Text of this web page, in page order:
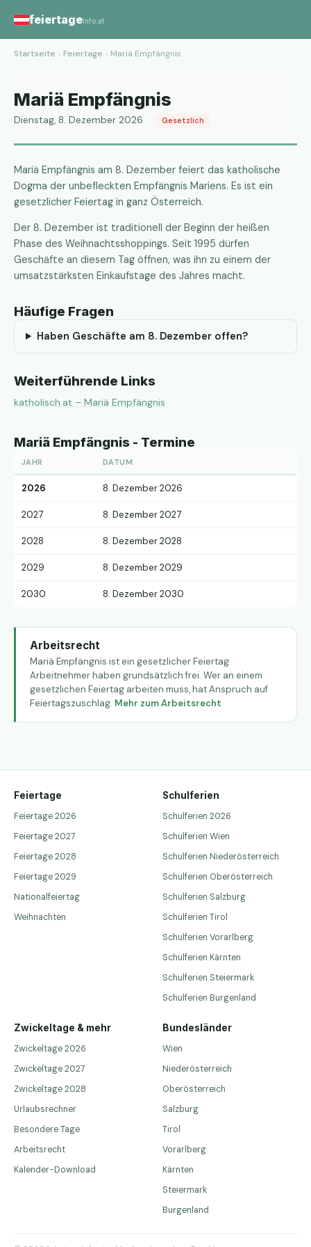
feiertageinfo.at
Startseite › Feiertage › Mariä Empfängnis
Mariä Empfängnis
Dienstag, 8. Dezember 2026 · Gesetzlich
Mariä Empfängnis am 8. Dezember feiert das katholische
Dogma der unbefleckten Empfängnis Mariens. Es ist ein
gesetzlicher Feiertag in ganz Österreich.
Der 8. Dezember ist traditionell der Beginn der heißen
Phase des Weihnachtsshoppings. Seit 1995 dürfen
Geschäfte an diesem Tag öffnen, was ihn zu einem der
umsatzstärksten Einkaufstage des Jahres macht.
Häufige Fragen
Haben Geschäfte am 8. Dezember offen?
Weiterführende Links
katholisch.at – Mariä Empfängnis
Mariä Empfängnis - Termine
JAHR DATUM
2026 8. Dezember 2026
2027 8. Dezember 2027
2028 8. Dezember 2028
2029 8. Dezember 2029
2030 8. Dezember 2030
Arbeitsrecht
Mariä Empfängnis ist ein gesetzlicher Feiertag.
Arbeitnehmer haben grundsätzlich frei. Wer an einem
gesetzlichen Feiertag arbeiten muss, hat Anspruch auf
Feiertagszuschlag. Mehr zum Arbeitsrecht
Feiertage
Feiertage 2026
Feiertage 2027
Feiertage 2028
Feiertage 2029
Nationalfeiertag
Weihnachten
Schulferien
Schulferien 2026
Schulferien Wien
Schulferien Niederösterreich
Schulferien Oberösterreich
Schulferien Salzburg
Schulferien Tirol
Schulferien Vorarlberg
Schulferien Kärnten
Schulferien Steiermark
Schulferien Burgenland
Zwickeltage & mehr
Zwickeltage 2026
Zwickeltage 2027
Zwickeltage 2028
Urlaubsrechner
Besondere Tage
Arbeitsrecht
Kalender-Download
Bundesländer
Wien
Niederösterreich
Oberösterreich
Salzburg
Tirol
Vorarlberg
Kärnten
Steiermark
Burgenland